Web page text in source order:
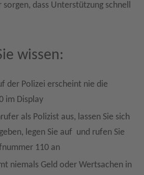
dass Unterstützung schnell
wissen:
der Polizei erscheint nie die
im Display
als Polizist aus, lassen Sie sich
legen Sie auf und rufen Sie
110 an
niemals Geld oder Wertsachen in